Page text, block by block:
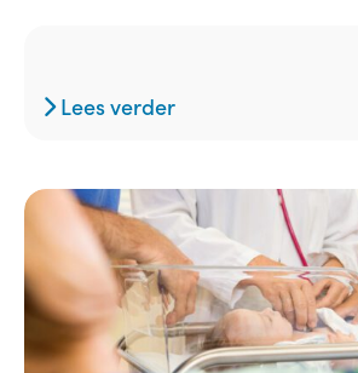
Lees verder